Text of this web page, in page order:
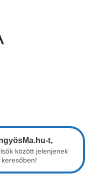
t,
között jelenjenek